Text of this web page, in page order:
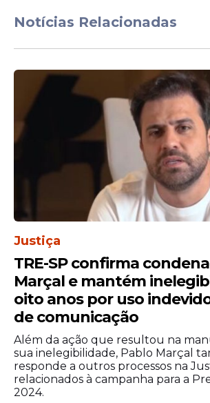
Os desembargadores José
Júnior, Leonel Costa, Bandeira
Antonio Celso Faria
de julgamento. A votação foi
de votos.
Tribunal de Justiça de São
Notícias Relacionadas
Justiça
TRE-SP confirma
Marçal e mantém
oito anos por uso
de comunicação
Além da ação que resultou na
sua inelegibilidade, Pablo Marçal
responde a outros processos na
relacionados à campanha para a
2024.